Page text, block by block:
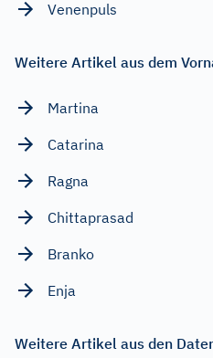
Venenpuls
Weitere Artikel aus dem
Martina
Catarina
Ragna
Chittaprasad
Branko
Enja
Weitere Artikel aus den